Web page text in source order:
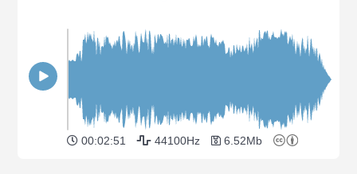
00:02:51 44100Hz 6.52Mb